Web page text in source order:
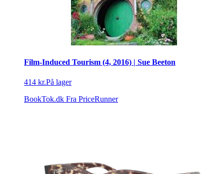
Film-Induced Tourism (4, 2016) | Sue Beeton
414 kr.På lager
BookTok.dk Fra PriceRunner